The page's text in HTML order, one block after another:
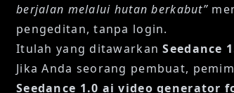
berjalan melalui hutan berkabut”
pengeditan, tanpa login.
Itulah yang ditawarkanSeedance
Jika Anda seorang pembuat,
Seedance 1.0 ai video generator